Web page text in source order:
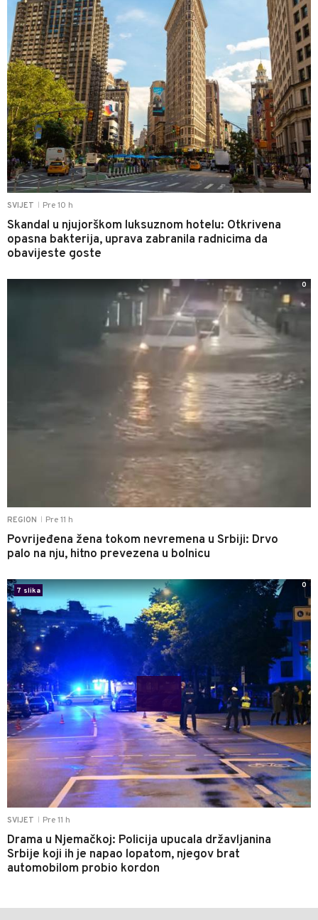
SVIJET Pre 10 h
Skandal u njujorškom luksuznom hotelu: Otkrivena
opasna bakterija, uprava zabranila radnicima da
obavijeste goste
REGION Pre 11 h
Povrijeđena žena tokom nevremena u Srbiji: Drvo
palo na nju, hitno prevezena u bolnicu
0
SVIJET Pre 11 h
Drama u Njemačkoj: Policija upucala državljanina
Srbije koji ih je napao lopatom, njegov brat
automobilom probio kordon
7 slika
0